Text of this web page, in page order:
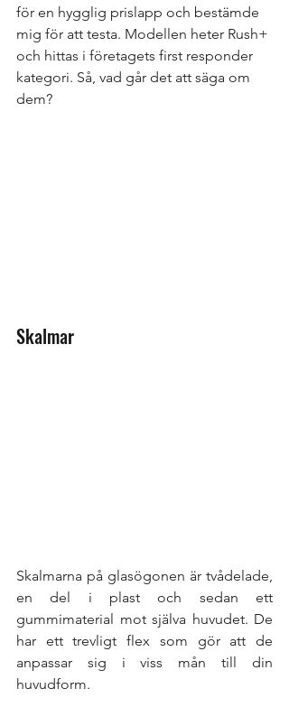
för en hygglig prislapp och bestämde
mig för att testa. Modellen heter Rush+
och hittas i företagets first responder
kategori. Så, vad går det att säga om
dem?
Skalmar
Skalmarna på glasögonen är tvådelade,
en del i plast och sedan ett
gummimaterial mot själva huvudet. De
har ett trevligt flex som gör att de
anpassar sig i viss mån till din
huvudform.